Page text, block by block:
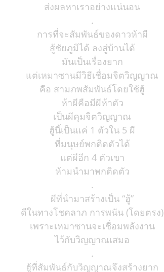
ส่งผลหาเราอย่างแน่นอน
.
การที่จะสัมพันธ์ของดาวห้าผี
สู้ชัยภูมิได้ ลงสู่บ้านได้
มันเป็นเรื่องยาก
แต่เหมาซานมีวิธีเชื่อมจิตวิญญาณ
คือ สามภพสัมพันธ์โดยใช้ฮู้
ห้าผีคือมีผีห้าตัว
เป็นผีคุมจิตวิญญาณ
ฮู้นี้เป็นแค่ 1 ตัวใน 5 ผี
ที่มนุษย์พกติดตัวได้
แต่ผีอีก 4 ตัวเขา
ห้ามนำมาพกติดตัว
.
ผีที่นำมาสร้างเป็น “ฮู้”
ดีในทางโชคลาภ การพนัน (โดยตรง)
เพราะเหมาซานจะเชื่อมพลังงาน
ไว้กับวิญญาณเสมอ
.
ฮู้ที่สัมพันธ์กับวิญญาณจึงสร้างยาก